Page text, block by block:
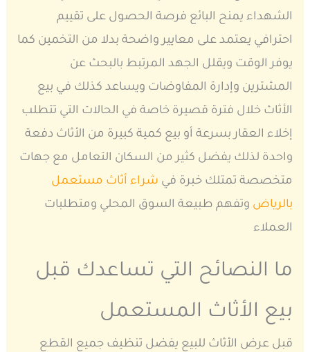
الشهداء يمنح البائع فرصة الحصول على تقييم
احترافي يعتمد على معايير واضحة بدلا من التخمين كما
يوفر الوقت ويقلل الجهد المرتبط بالبحث عن
المشترين وإدارة المفاوضات ويساعد كذلك في بيع
الأثاث خلال فترة قصيرة خاصة في الحالات التي تتطلب
إخلاء العقار بسرعة أو بيع كمية كبيرة من الأثاث دفعة
واحدة لذلك يفضل كثير من السكان التعامل مع جهات
متخصصة تمتلك خبرة في شراء أثاث مستعمل
بالرياض وتفهم طبيعة السوق المحلي ومتطلبات
العملاء
ما النصائح التي تساعدك قبل
بيع الأثاث المستعمل
قبل عرض الأثاث للبيع يفضل تنظيف جميع القطع